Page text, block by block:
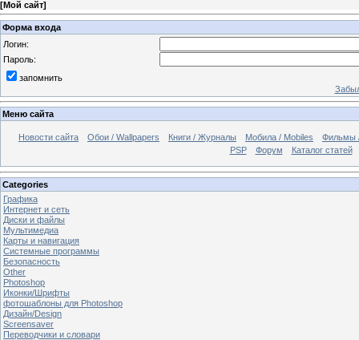
[Мой сайт]
Форма входа
Логин:
Пароль:
запомнить
Меню сайта
Новости сайта Обои / Wallpapers Книги / Журналы Мобила / Mobiles
Фильмы
PSP
Форум Каталог статей
Categories
Графика
Интернет и сеть
Диски и файлы
Мультимедиа
Карты и навигация
Системные программы
Безопасность
Other
Photoshop
Иконки/Шрифты
фотошаблоны для Photoshop
Дизайн/Design
Screensaver
Переводчики и словари